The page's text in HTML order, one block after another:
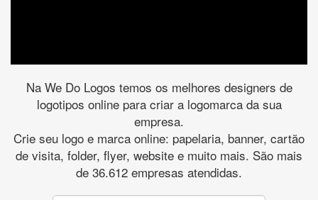
Na We Do Logos temos os melhores designers de
logotipos online para criar a logomarca da sua
empresa.
Crie seu logo e marca online: papelaria, banner, cartão
de visita, folder, flyer, website e muito mais. São mais
de 36.612 empresas atendidas.